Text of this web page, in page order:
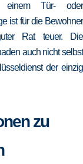
einem Tür- oder
ist für die Bewohner
Rat teuer. Die
auch nicht selbst
der einzig
zu